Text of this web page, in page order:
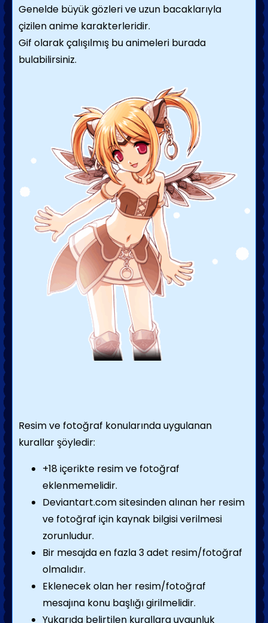
Genelde büyük gözleri ve uzun bacaklarıyla
çizilen anime karakterleridir.
Gif olarak çalışılmış bu animeleri burada
bulabilirsiniz.
Resim ve fotoğraf konularında uygulanan
kurallar şöyledir:
+18 içerikte resim ve fotoğraf
eklenmemelidir.
Deviantart.com sitesinden alınan her resim
ve fotoğraf için kaynak bilgisi verilmesi
zorunludur.
Bir mesajda en fazla 3 adet resim/fotoğraf
olmalıdır.
Eklenecek olan her resim/fotoğraf
mesajına konu başlığı girilmelidir.
Yukarıda belirtilen kurallara uygunluk